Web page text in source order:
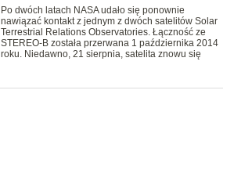
Po dwóch latach NASA udało się ponownie
nawiązać kontakt z jednym z dwóch satelitów Solar
Terrestrial Relations Observatories. Łączność ze
STEREO-B została przerwana 1 października 2014
roku. Niedawno, 21 sierpnia, satelita znowu się